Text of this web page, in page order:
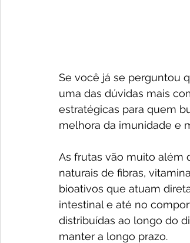
Se você já se perguntou
uma das dúvidas mais
estratégicas para quem
melhora da imunidade e
As frutas vão muito além
naturais de fibras,
bioativos que atuam
intestinal e até no
distribuídas ao longo do
manter a longo prazo.